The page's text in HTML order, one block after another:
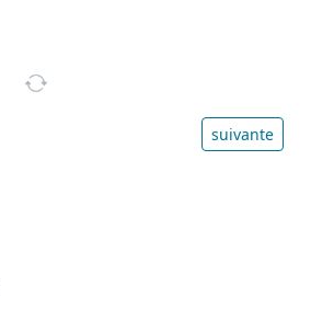
suivante